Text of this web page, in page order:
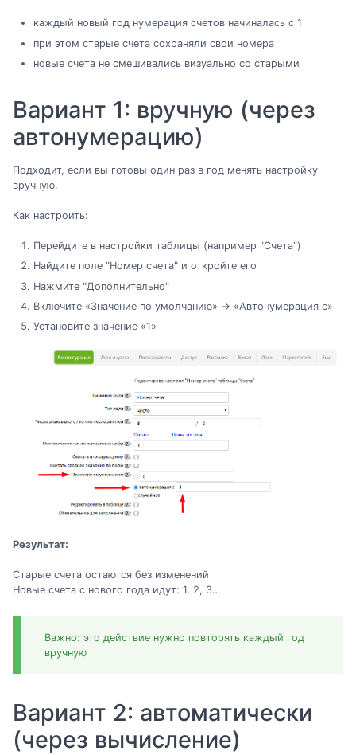
каждый новый год нумерация счетов начиналась с 1
при этом старые счета сохраняли свои номера
новые счета не смешивались визуально со старыми
Вариант 1: вручную (через
автонумерацию)
Подходит, если вы готовы один раз в год менять настройку
вручную.
Как настроить:
Перейдите в настройки таблицы (например "Счета")
Найдите поле "Номер счета" и откройте его
Нажмите "Дополнительно"
Включите «Значение по умолчанию» → «Автонумерация с»
Установите значение «1»
Результат:
Старые счета остаются без изменений
Новые счета с нового года идут: 1, 2, 3…
Важно: это действие нужно повторять каждый год
вручную
Вариант 2: автоматически
(через вычисление)